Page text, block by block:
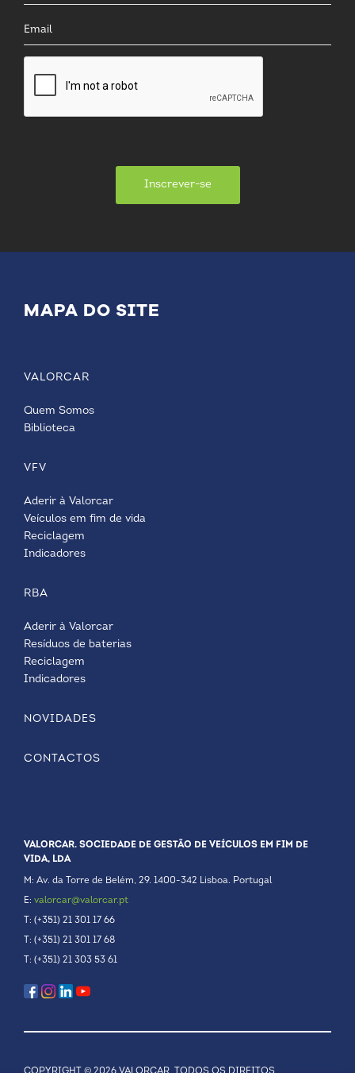
Inscrever-se
MAPA DO SITE
VALORCAR
Quem Somos
Biblioteca
VFV
Aderir à Valorcar
Veículos em fim de vida
Reciclagem
Indicadores
RBA
Aderir à Valorcar
Resíduos de baterias
Reciclagem
Indicadores
NOVIDADES
CONTACTOS
VALORCAR. SOCIEDADE DE GESTÃO DE VEÍCULOS EM FIM DE
VIDA, LDA
M: Av. da Torre de Belém, 29. 1400-342 Lisboa. Portugal
E: valorcar@valorcar.pt
T: (+351) 21 301 17 66
T: (+351) 21 301 17 68
T: (+351) 21 303 53 61